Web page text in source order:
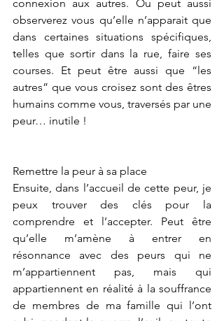
connexion aux autres. Ou peut aussi
observerez vous qu’elle n’apparait que
dans certaines situations spécifiques,
telles que sortir dans la rue, faire ses
courses. Et peut être aussi que “les
autres” que vous croisez sont des êtres
humains comme vous, traversés par une
peur… inutile !
Remettre la peur à sa place
Ensuite, dans l’accueil de cette peur, je
peux trouver des clés pour la
comprendre et l’accepter. Peut être
qu’elle m’amène à entrer en
résonnance avec des peurs qui ne
m’appartiennent pas, mais qui
appartiennent en réalité à la souffrance
de membres de ma famille qui l’ont